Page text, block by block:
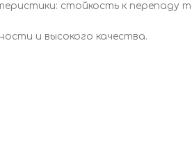
стойкость к перепаду
и высокого качества.